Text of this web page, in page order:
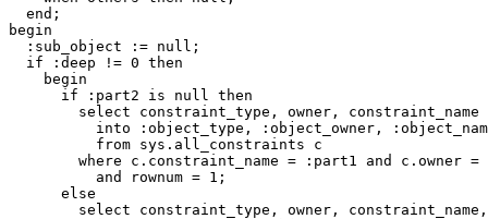
end;
begin
:sub_object := null;
if :deep != 0 then
begin
if :part2 is null then
select constraint_type, owner, constraint_name
into :object_type, :object_owner,
from sys.all_constraints c
where c.constraint_name = :part1 and c.owner =
and rownum = 1;
else
select constraint_type, owner, constraint_name,